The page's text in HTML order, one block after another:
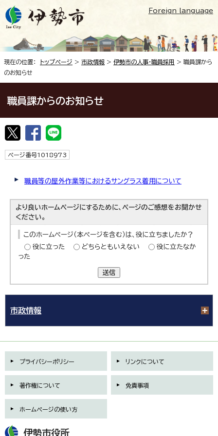
Foreign language
現在の位置： トップページ > 市政情報 > 伊勢市の人事・職員採用
> 職員課から
のお知らせ
職員課からのお知らせ
ページ番号1018973
職員等の屋外作業等におけるサングラス着用について
より良いホームページにするために、ページのご感想をお聞かせ
ください。
このホームページ（本ページを含む）は、役に立ちましたか？
役に立った
どちらともいえない
役に立たなか
った
送信
市政情報
プライバシーポリシー リンクについて
著作権について 免責事項
ホームページの使い方
伊勢市役所